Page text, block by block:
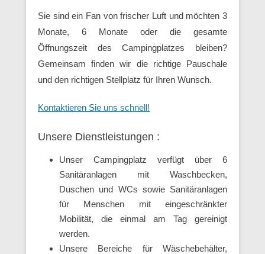
Sie sind ein Fan von frischer Luft und möchten 3
Monate, 6 Monate oder die gesamte
Öffnungszeit des Campingplatzes bleiben?
Gemeinsam finden wir die richtige Pauschale
und den richtigen Stellplatz für Ihren Wunsch.
Kontaktieren Sie uns schnell!
Unsere Dienstleistungen :
Unser Campingplatz verfügt über 6
Sanitäranlagen mit Waschbecken,
Duschen und WCs sowie Sanitäranlagen
für Menschen mit eingeschränkter
Mobilität, die einmal am Tag gereinigt
werden.
Unsere Bereiche für Wäschebehälter,